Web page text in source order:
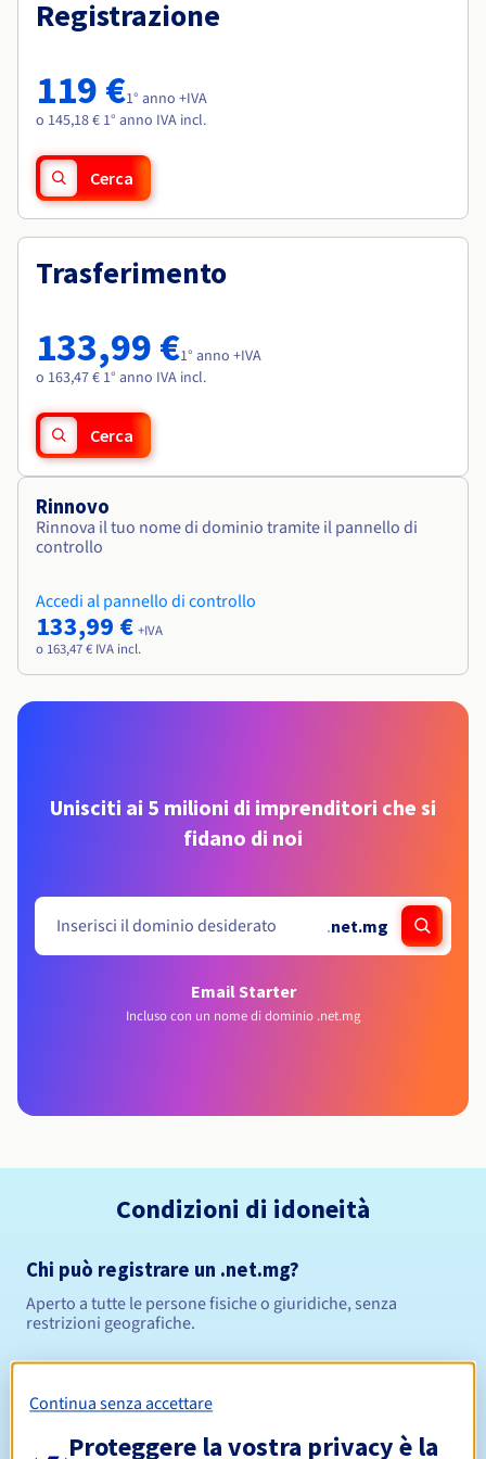
Tariffe
Roadmap & Changelog
Osservabilità
Roadmap & Changelog
Roadmap & Changelog
Roadmap & Changelog
Roadmap & Changelog
Registrazione
119 €1° anno +IVA
o 145,18 € 1° anno IVA incl.
Cerca
Trasferimento
133,99 €1° anno +IVA
o 163,47 € 1° anno IVA incl.
Cerca
Rinnovo
Rinnova il tuo nome di dominio tramite il pannello di
controllo
Accedi al pannello di controllo
133,99 € +IVA
o 163,47 € IVA incl.
Unisciti ai 5 milioni di imprenditori che si
fidano di noi
.net.mg
Email Starter
Incluso con un nome di dominio .net.mg
Condizioni di idoneità
Chi può registrare un .net.mg?
Aperto a tutte le persone fisiche o giuridiche, senza
restrizioni geografiche.
Regole di gestione e notifiche
Continua senza accettare
Proteggere la vostra privacy è la